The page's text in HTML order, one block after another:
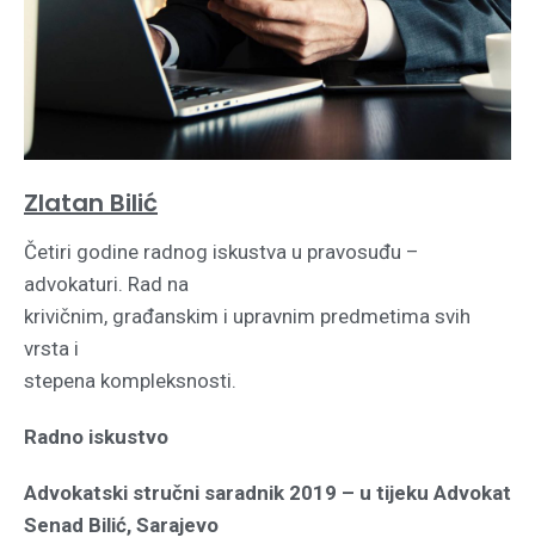
Zlatan Bilić
Četiri godine radnog iskustva u pravosuđu –
advokaturi. Rad na
krivičnim, građanskim i upravnim predmetima svih
vrsta i
stepena kompleksnosti.
Radno iskustvo
Advokatski stručni saradnik 2019 – u tijeku Advokat
Senad Bilić, Sarajevo